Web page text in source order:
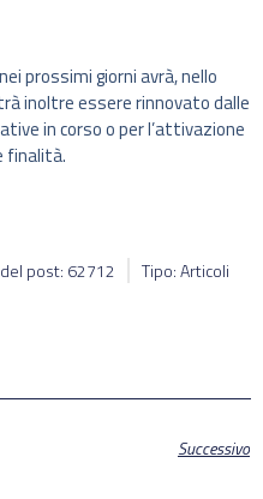
prossimi giorni avrà, nello
inoltre essere rinnovato dalle
in corso o per l’attivazione
finalità.
post: 62712 Tipo: Articoli
Successivo